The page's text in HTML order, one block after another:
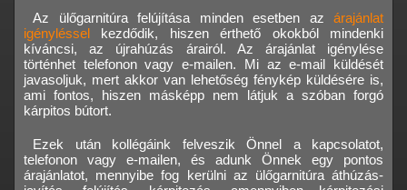
Az ülőgarnitúra felújítása minden esetben az árajánlat
igényléssel kezdődik, hiszen érthető okokból mindenki
kíváncsi, az újrahúzás árairól. Az árajánlat igénylése
történhet telefonon vagy e-mailen. Mi az e-mail küldését
javasoljuk, mert akkor van lehetőség fénykép küldésére is,
ami fontos, hiszen másképp nem látjuk a szóban forgó
kárpitos bútort.
Ezek után kollégáink felveszik Önnel a kapcsolatot,
telefonon vagy e-mailen, és adunk Önnek egy pontos
árajánlatot, mennyibe fog kerülni az ülőgarnitúra áthúzás-